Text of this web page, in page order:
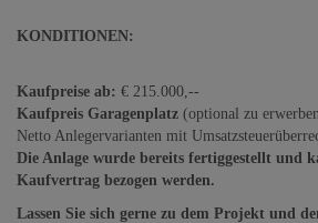
KONDITIONEN:
Kaufpreise ab: € 215.000,--
Kaufpreis Garagenplatz (optional zu
Netto Anlegervarianten mit
Die Anlage wurde bereits fertiggestellt und
Kaufvertrag bezogen werden.
Lassen Sie sich gerne zu dem Projekt und